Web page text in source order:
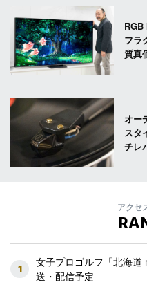
フラ
質真
オー
スタ
チレ
アクセ
1
女子プロゴルフ「北海
送・配信予定